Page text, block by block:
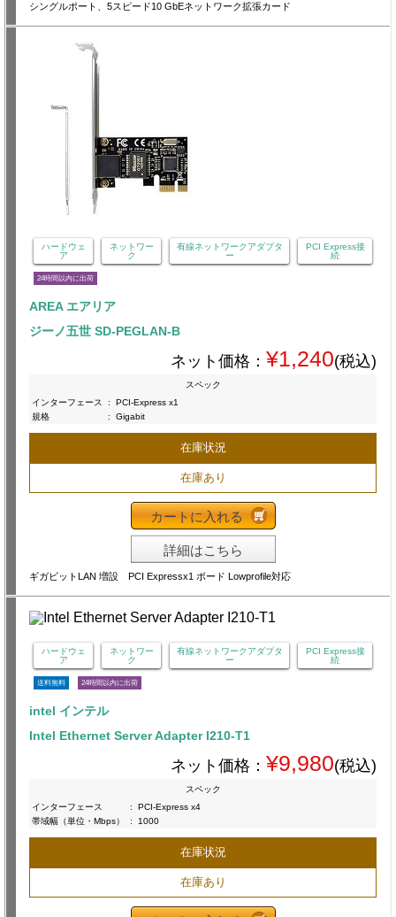
シングルポート、5スピード10 GbEネットワーク拡張カード
ハードウェ
ア
ネットワー
ク
有線ネットワークアダプタ
ー
PCI Express接
続
24時間以内に出荷
AREA エアリア
ジーノ五世 SD-PEGLAN-B
ネット価格： ¥1,240(税込)
スペック
インターフェース
:
PCI-Express x1
規格
: Gigabit
在庫状況
在庫あり
カートに入れる
詳細はこちら
ギガビットLAN 増設 PCI Expressx1 ボード Lowprofile対応
ハードウェ
ア
ネットワー
ク
有線ネットワークアダプタ
ー
PCI Express接
続
送料無料 24時間以内に出荷
intel インテル
Intel Ethernet Server Adapter I210-T1
ネット価格： ¥9,980(税込)
スペック
インターフェース
:
PCI-Express x4
帯域幅（単位・Mbps）
: 1000
在庫状況
在庫あり